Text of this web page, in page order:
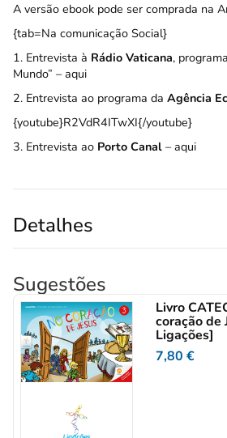
A versão ebook pode ser comprada na
{tab=Na comunicação Social}
1. Entrevista à Rádio Vaticana,
Mundo” –aqui
2. Entrevista ao programa da Agência
{youtube}R2VdR4ITwXI{/youtube}
3. Entrevista ao Porto Canal –aqui
Detalhes
Sugestões
Livro
coração de
Ligações]
7,80€